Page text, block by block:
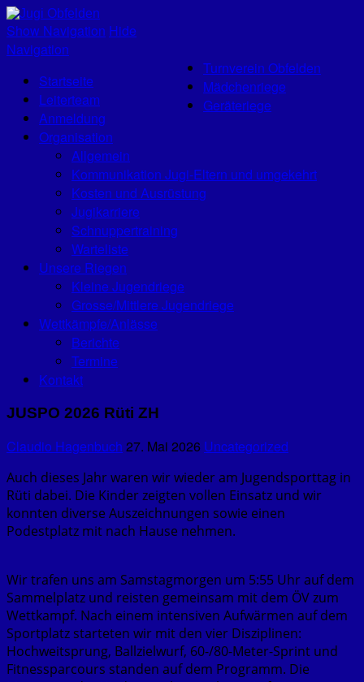
Turnverein Obfelden
Mädchenriege
Geräteriege
Show Navigation Hide
Navigation
Startseite
Leiterteam
Anmeldung
Organisation
Allgemein
Kommunikation Jugi-Eltern und umgekehrt
Kosten und Ausrüstung
Jugikarriere
Schnuppertraining
Warteliste
Unsere Riegen
Kleine Jugendriege
Grosse/Mittlere Jugendriege
Wettkämpfe/Anlässe
Berichte
Termine
Kontakt
JUSPO 2026 Rüti ZH
Claudio Hagenbuch 27. Mai 2026 Uncategorized
Auch dieses Jahr waren wir wieder am Jugendsporttag in
Rüti dabei. Die Kinder zeigten vollen Einsatz und wir
konnten diverse Auszeichnungen sowie einen
Podestplatz mit nach Hause nehmen.
Wir trafen uns am Samstagmorgen um 5:55 Uhr auf dem
Sammelplatz und reisten gemeinsam mit dem ÖV zum
Wettkampf. Nach einem intensiven Aufwärmen auf dem
Sportplatz starteten wir mit den vier Disziplinen:
Hochweitsprung, Ballzielwurf, 60-/80-Meter-Sprint und
Fitnessparcours standen auf dem Programm. Die